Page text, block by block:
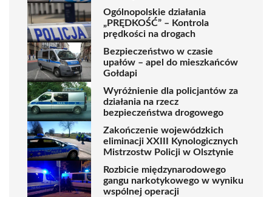
Ogólnopolskie działania
„PRĘDKOŚĆ” – Kontrola
prędkości na drogach
Bezpieczeństwo w czasie
upałów – apel do mieszkańców
Gołdapi
Wyróżnienie dla policjantów za
działania na rzecz
bezpieczeństwa drogowego
Zakończenie wojewódzkich
eliminacji XXIII Kynologicznych
Mistrzostw Policji w Olsztynie
Rozbicie międzynarodowego
gangu narkotykowego w wyniku
wspólnej operacji